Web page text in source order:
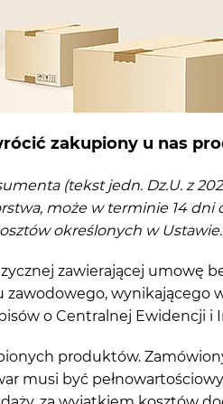
zakupiony u nas
(tekst jedn. Dz.U. z
może w terminie 14
określonych w Ustawie.
zawierającej umowę
wynikającego
o Centralnej Ewidencji i
produktów.
musi być